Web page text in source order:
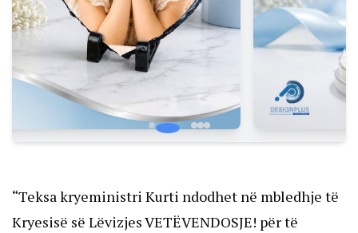
“Teksa kryeministri Kurti ndodhet në mbledhje të
Kryesisë së Lëvizjes VETËVENDOSJE! për të